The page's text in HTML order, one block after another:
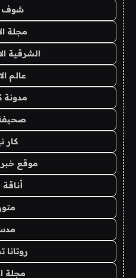
شوف
مجلة
الشرقية
عالم
مدونة
كار
موقع
أناقة
روتانا
مجلة